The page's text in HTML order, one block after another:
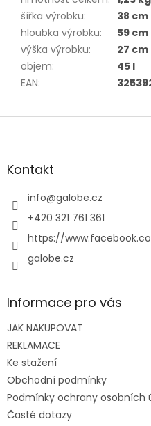
šířka výrobku:
38 cm
hloubka výrobku:
59 cm
výška výrobku:
27 cm
objem:
45 l
EAN:
Z
aKontakt
info@galobe.cz
+420 321 761 361
https://
galobe.cz
Informace pro vás
JAK NAKUPOVAT
REKLAMACE
Ke stažení
Obchodní podmínky
Podmínky ochrany osobních
Časté dotazy